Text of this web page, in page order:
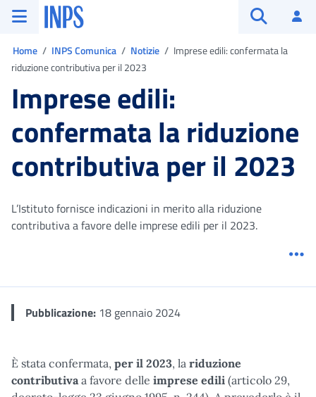
Vai al menu principale
Vai al contenuto principale
Vai al pie' di pagina
INPS ()
Home INPS Comunica Notizie
Imprese edili: confermata la
riduzione contributiva per il 2023
Imprese edili:
confermata la riduzione
contributiva per il 2023
L’Istituto fornisce indicazioni in merito alla riduzione
contributiva a favore delle imprese edili per il 2023.
Pubblicazione: 18 gennaio 2024
È stata confermata, per il 2023, la riduzione
contributiva a favore delle imprese edili (articolo 29,